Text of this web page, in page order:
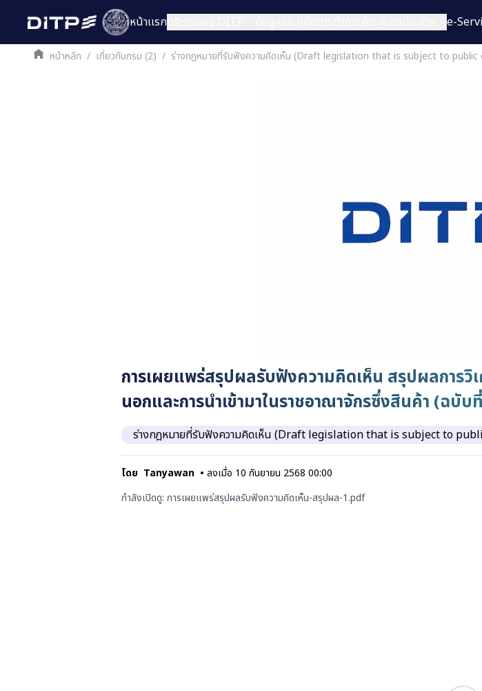
หน้าเเรก e-
หน้าหลัก / เกี่ยวกับกรม (2) / ร่างกฎหมายที่รับฟังความคิดเห็น (Draft legislation that is subject to public
การเผยแพร่สรุปผลรับฟังความคิดเห็น สรุปผลการวิ
นอกและการนำเข้ามาในราชอาณาจักรซึ่งสินค้า (ฉบั
ร่างกฎหมายที่รับฟังความคิดเห็น (Draft legislation that is subject to
โดย Tanyawan • ลงเมื่อ 10 กันยายน 2568 00:00
กำลังเปิดดู: การเผยแพร่สรุปผลรับฟังความคิดเห็น-สรุปผล-1.pdf